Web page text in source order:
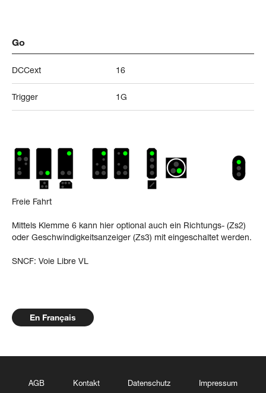
Go
DCCext 16
Trigger 1G
Freie Fahrt
Mittels Klemme 6 kann hier optional auch ein Richtungs- (Zs2)
oder Geschwindigkeitsanzeiger (Zs3) mit eingeschaltet werden.
SNCF: Voie Libre VL
En Français
AGB Kontakt Datenschutz Impressum